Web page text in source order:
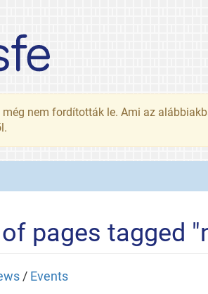
még nem fordították le. Ami az
pages tagged
/ Events